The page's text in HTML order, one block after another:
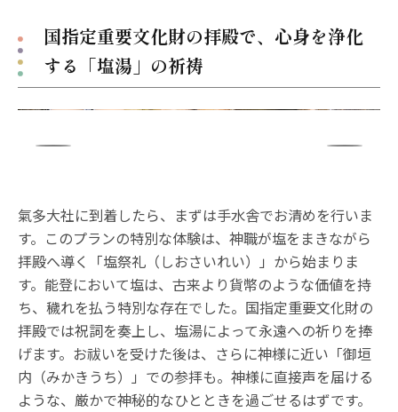
国指定重要文化財の拝殿で、心身を浄化
する「塩湯」の祈祷
氣多大社に到着したら、まずは手水舎でお清めを行いま
す。このプランの特別な体験は、神職が塩をまきながら
拝殿へ導く「塩祭礼（しおさいれい）」から始まりま
す。能登において塩は、古来より貨幣のような価値を持
ち、穢れを払う特別な存在でした。国指定重要文化財の
拝殿では祝詞を奏上し、塩湯によって永遠への祈りを捧
げます。お祓いを受けた後は、さらに神様に近い「御垣
内（みかきうち）」での参拝も。神様に直接声を届ける
ような、厳かで神秘的なひとときを過ごせるはずです。